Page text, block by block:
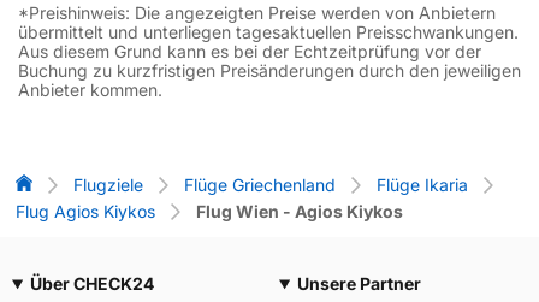
*Preishinweis: Die angezeigten Preise werden von Anbietern
übermittelt und unterliegen tagesaktuellen Preisschwankungen.
Aus diesem Grund kann es bei der Echtzeitprüfung vor der
Buchung zu kurzfristigen Preisänderungen durch den jeweiligen
Anbieter kommen.
Flug-Vergleich
Flugziele Flüge Griechenland
Flüge Ikaria
Flug Agios Kiykos
Flug Wien - Agios Kiykos
Über CHECK24
Unsere Partner